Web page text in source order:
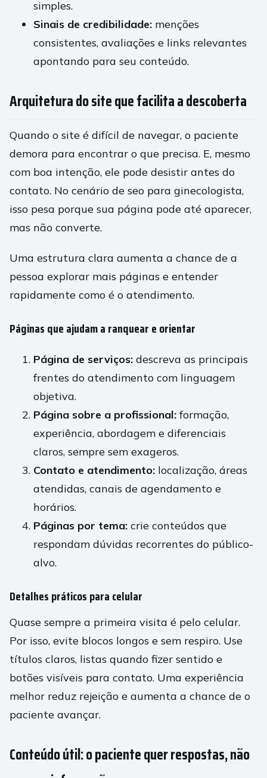
simples.
Sinais de credibilidade: menções
consistentes, avaliações e links relevantes
apontando para seu conteúdo.
Arquitetura do site que facilita a descoberta
Quando o site é difícil de navegar, o paciente
demora para encontrar o que precisa. E, mesmo
com boa intenção, ele pode desistir antes do
contato. No cenário de seo para ginecologista,
isso pesa porque sua página pode até aparecer,
mas não converte.
Uma estrutura clara aumenta a chance de a
pessoa explorar mais páginas e entender
rapidamente como é o atendimento.
Páginas que ajudam a ranquear e orientar
Página de serviços: descreva as principais
frentes do atendimento com linguagem
objetiva.
Página sobre a profissional: formação,
experiência, abordagem e diferenciais
claros, sempre sem exageros.
Contato e atendimento: localização, áreas
atendidas, canais de agendamento e
horários.
Páginas por tema: crie conteúdos que
respondam dúvidas recorrentes do público-
alvo.
Detalhes práticos para celular
Quase sempre a primeira visita é pelo celular.
Por isso, evite blocos longos e sem respiro. Use
títulos claros, listas quando fizer sentido e
botões visíveis para contato. Uma experiência
melhor reduz rejeição e aumenta a chance de o
paciente avançar.
Conteúdo útil: o paciente quer respostas, não